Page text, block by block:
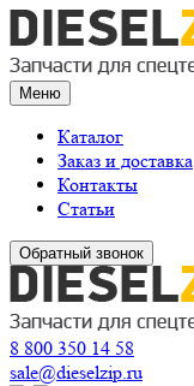
Меню
Каталог
Заказ и доставка
Контакты
Статьи
Обратный звонок
8 800 350 14 58
sale@dieselzip.ru